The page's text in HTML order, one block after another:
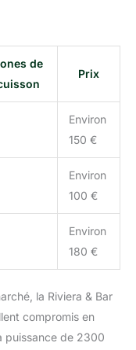
de
Prix
Environ
150 €
Environ
100 €
Environ
180 €
la Riviera & Bar
compromis en
puissance de 2300